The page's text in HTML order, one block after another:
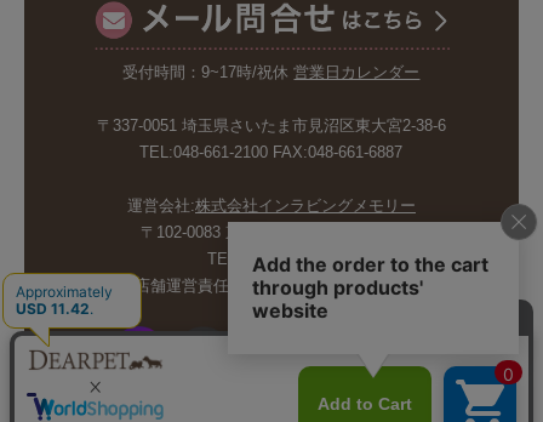
受付時間：9~17時/祝休営業日カレンダー
〒337-0051 埼玉県さいたま市見沼区東大宮2-38-6
TEL:048-661-2100 FAX:048-661-6887
運営会社:株式会社インラビングメモリー
〒102-0083 東京都千代田区麹町5-6-4
TEL:03-6265-4986
店舗運営責任者:斉藤久美子 内山剛巳